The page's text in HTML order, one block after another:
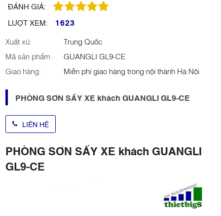
ĐÁNH GIÁ:
LƯỢT XEM:
1623
Xuất xứ:
Trung Quốc
Mã sản phẩm:
GUANGLI GL9-CE
Giao hàng:
Miễn phí giao hàng trong nội thành Hà Nội
PHÒNG SƠN SẤY XE khách GUANGLI GL9-CE
LIÊN HỆ
PHÒNG SƠN SẤY XE khách GUANGLI
GL9-CE